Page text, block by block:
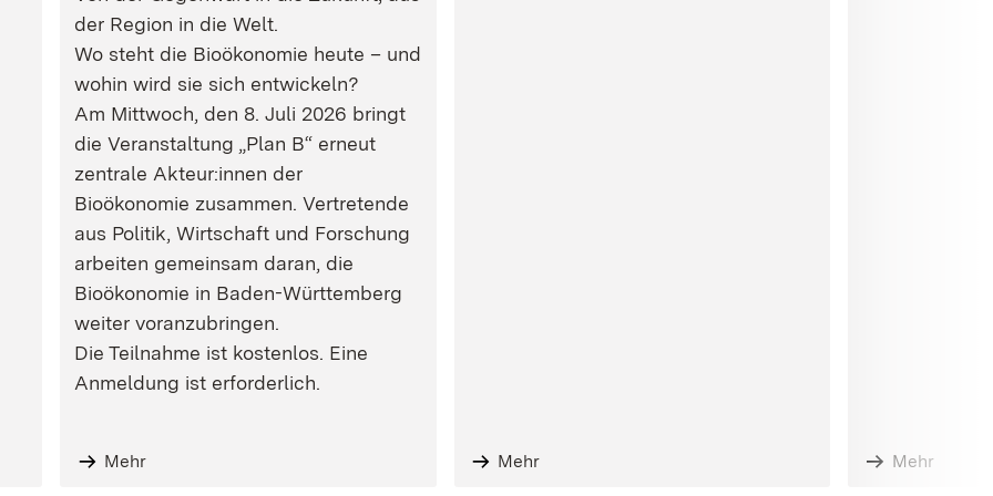
der Region in die Welt.
Wo steht die Bioökonomie heute – und
wohin wird sie sich entwickeln?
Am Mittwoch, den 8. Juli 2026 bringt
die Veranstaltung „Plan B“ erneut
zentrale Akteur:innen der
Bioökonomie zusammen. Vertretende
aus Politik, Wirtschaft und Forschung
arbeiten gemeinsam daran, die
Bioökonomie in Baden-Württemberg
weiter voranzubringen.
Die Teilnahme ist kostenlos. Eine
Anmeldung ist erforderlich.
Mehr Mehr Mehr